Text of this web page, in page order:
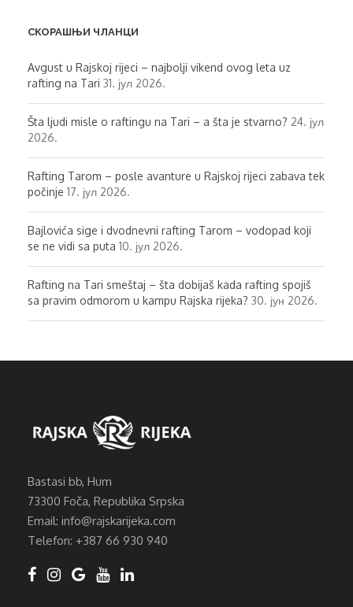
СКОРАШЊИ ЧЛАНЦИ
Avgust u Rajskoj rijeci – najbolji vikend ovog leta uz
rafting na Tari 31. јул 2026.
Šta ljudi misle o raftingu na Tari – a šta je stvarno? 24. јул
2026.
Rafting Tarom – posle avanture u Rajskoj rijeci zabava tek
počinje 17. јул 2026.
Bajlovića sige i dvodnevni rafting Tarom – vodopad koji
se ne vidi sa puta 10. јул 2026.
Rafting na Tari smeštaj – šta dobijaš kada rafting spojiš
sa pravim odmorom u kampu Rajska rijeka? 30. јун 2026.
Bastasi bb, Hum
73300 Foča, Republika Srpska
Email: info@rajskarijeka.com
Telefon: +387 66 930 940